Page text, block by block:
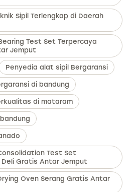
Sipil Terlengkap di Daerah
Test Set Terpercaya
Jemput
Penyedia alat sipil Bergaransi
di bandung
di mataram
Test Set
Deli Gratis Antar Jemput
Oven Serang Gratis Antar